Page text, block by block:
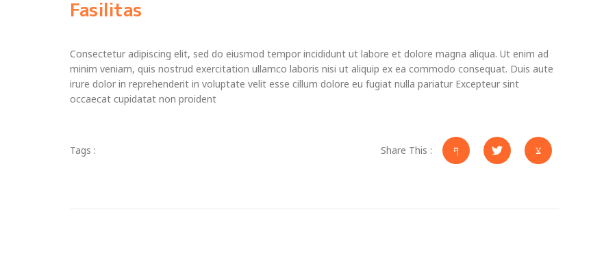
Fasilitas
Consectetur adipiscing elit, sed do eiusmod tempor incididunt ut labore et dolore magna aliqua. Ut enim ad
minim veniam, quis nostrud exercitation ullamco laboris nisi ut aliquip ex ea commodo consequat. Duis aute
irure dolor in reprehenderit in voluptate velit esse cillum dolore eu fugiat nulla pariatur Excepteur sint
occaecat cupidatat non proident
Tags : Share This :